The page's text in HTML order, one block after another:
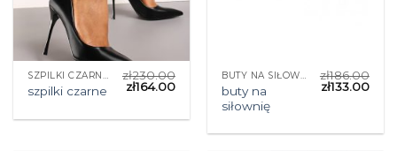
SZPILKI CZARNE
szpilki czarne
zł230.00
zł164.00
BUTY NA SIŁOWNIĘ
buty na
siłownię
zł186.00
zł133.00